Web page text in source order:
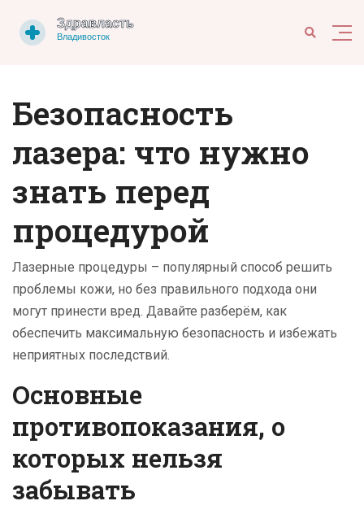
Безопасность
лазера: что нужно
знать перед
процедурой
Лазерные процедуры – популярный способ решить
проблемы кожи, но без правильного подхода они
могут принести вред. Давайте разберём, как
обеспечить максимальную безопасность и избежать
неприятных последствий.
Основные
противопоказания, о
которых нельзя
забывать